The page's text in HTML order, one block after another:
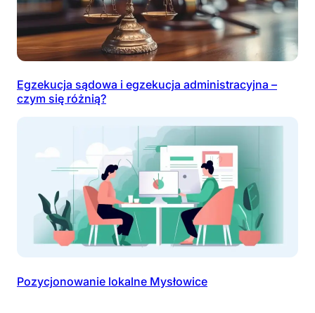
Egzekucja sądowa i egzekucja administracyjna –
czym się różnią?
Pozycjonowanie lokalne Mysłowice